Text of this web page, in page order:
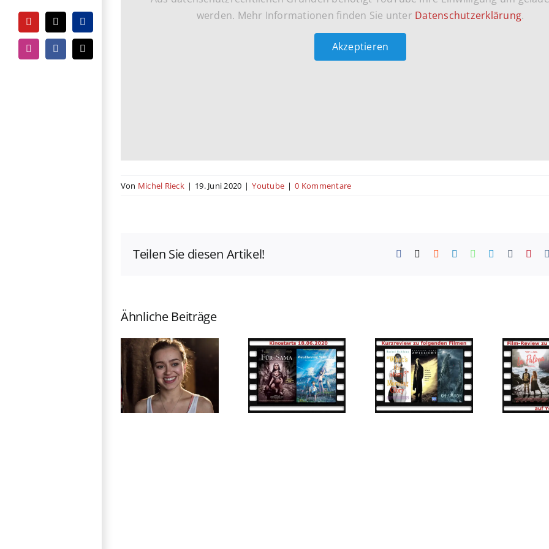
YouTubeTiktokPayPal
InstagramFacebook
E-
Mail
werden. Mehr Informationen finden Sie unter Datenschutzerklärung.
Akzeptieren
Von Michel Rieck | 19. Juni 2020 | Youtube | 0 Kommentare
Teilen Sie diesen Artikel! Facebook Reddit LinkedInWhatsAppTelegram
Tumblr
Ähnliche Beiträge
Kinostarts
18.06.2020
Morning
Glory,
Zwielicht und
Dragon –
Love is a
La Palma und
Monos –
Zwischen
Himmel und
Hölle